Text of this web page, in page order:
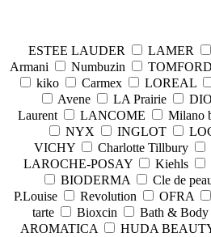
ESTEE LAUDER
LAMER
Armani
Numbuzin TOMFORD
kiko
Carmex LOREAL
Avene
LA Prairie
Laurent
LANCOME Milano
NYX
INGLOT
VICHY
Charlotte Tillbury
LAROCHE-POSAY
Kiehls
BIODERMA
Cle de
P.Louise
Revolution OFRA
tarte
Bioxcin Bath & Body
AROMATICA
HUDA